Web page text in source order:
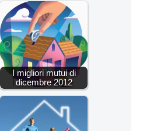
I migliori mutui di
dicembre 2012